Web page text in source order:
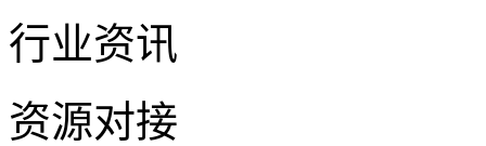
行业资讯
资源对接